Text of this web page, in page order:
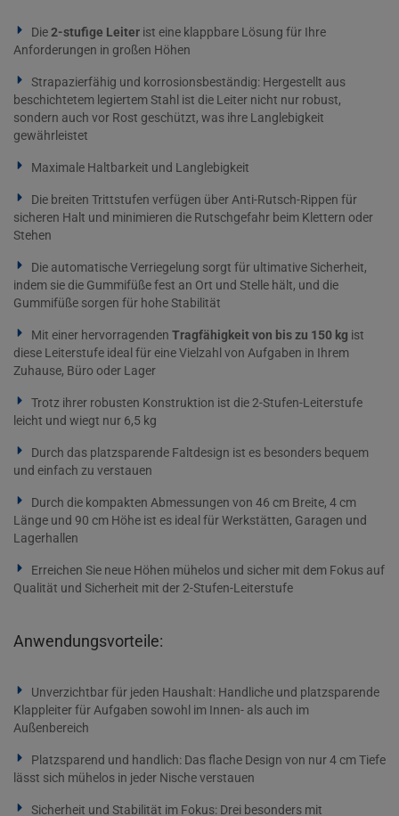
Die2-stufige Leiter ist eine klappbare Lösung für Ihre
Anforderungen in großen Höhen
Strapazierfähig und korrosionsbeständig: Hergestellt aus
beschichtetem legiertem Stahl ist die Leiter nicht nur robust,
sondern auch vor Rost geschützt, was ihre Langlebigkeit
gewährleistet
Maximale Haltbarkeit und Langlebigkeit
Die breiten Trittstufen verfügen über Anti-Rutsch-Rippen für
sicheren Halt und minimieren die Rutschgefahr beim Klettern oder
Stehen
Die automatische Verriegelung sorgt für ultimative Sicherheit,
indem sie die Gummifüße fest an Ort und Stelle hält, und die
Gummifüße sorgen für hohe Stabilität
Mit einer hervorragenden Tragfähigkeit von bis zu 150 kg ist
diese Leiterstufe ideal für eine Vielzahl von Aufgaben in Ihrem
Zuhause, Büro oder Lager
Trotz ihrer robusten Konstruktion ist die 2-Stufen-Leiterstufe
leicht und wiegt nur 6,5 kg
Durch das platzsparende Faltdesign ist es besonders bequem
und einfach zu verstauen
Durch die kompakten Abmessungen von 46 cm Breite, 4 cm
Länge und 90 cm Höhe ist es ideal für Werkstätten, Garagen und
Lagerhallen
Erreichen Sie neue Höhen mühelos und sicher mit dem Fokus auf
Qualität und Sicherheit mit der 2-Stufen-Leiterstufe
Anwendungsvorteile:
Unverzichtbar für jeden Haushalt: Handliche und platzsparende
Klappleiter für Aufgaben sowohl im Innen- als auch im
Außenbereich
Platzsparend und handlich: Das flache Design von nur 4 cm Tiefe
lässt sich mühelos in jeder Nische verstauen
Sicherheit und Stabilität im Fokus: Drei besonders mit